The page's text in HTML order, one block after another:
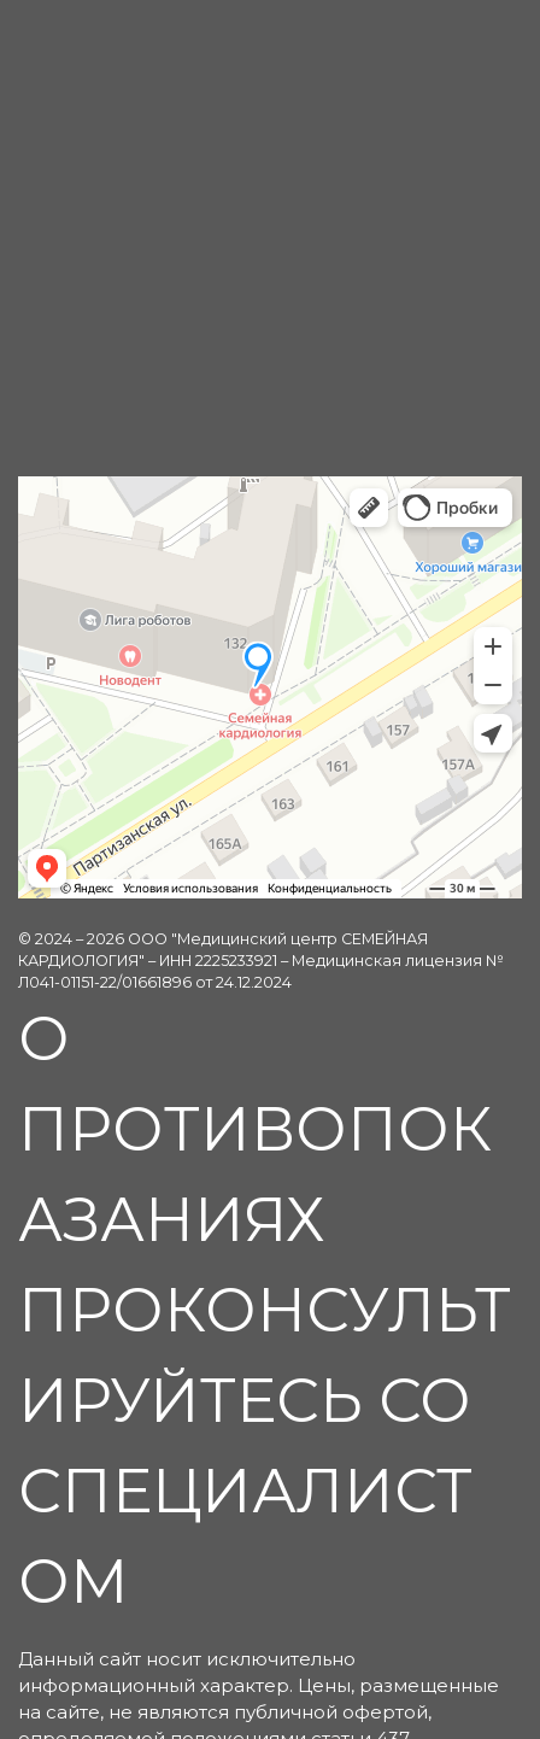
© 2024 – 2026 ООО "Медицинский центр СЕМЕЙНАЯ
КАРДИОЛОГИЯ" – ИНН 2225233921 – Медицинская лицензия №
Л041-01151-22/01661896 от 24.12.2024
О
ПРОТИВОПОК
АЗАНИЯХ
ПРОКОНСУЛЬТ
ИРУЙТЕСЬ СО
СПЕЦИАЛИСТ
ОМ
Данный сайт носит исключительно
информационный характер. Цены, размещенные
на сайте, не являются публичной офертой,